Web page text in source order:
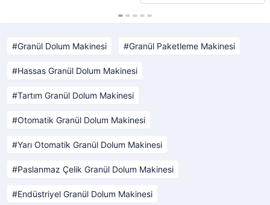
Granül Dolum Makinesi Granül Paketleme Makinesi
Hassas Granül Dolum Makinesi
Tartım Granül Dolum Makinesi
Otomatik Granül Dolum Makinesi
Yarı Otomatik Granül Dolum Makinesi
Paslanmaz Çelik Granül Dolum Makinesi
Endüstriyel Granül Dolum Makinesi